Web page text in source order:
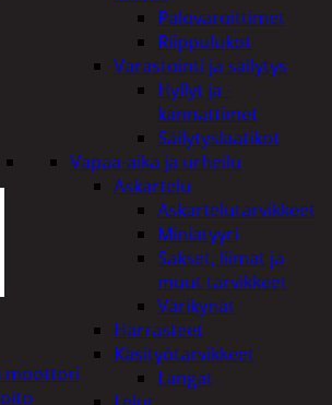
Palovaroittimet
Riippulukot
Varastointi ja säilytys
Hyllyt ja -
kannattimet
Säilytyslaatikot
Vapaa-aika ja urheilu
Askartelu
Askartelutarvikkeet
Miniatyyri
Sakset, liimat ja
muut tarvikkeet
Värikynät
Harrasteet
Käsityötarvikkeet
Langat
moottori